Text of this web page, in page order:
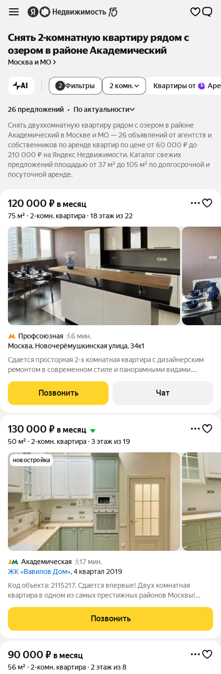
Снять 2-комнатную квартиру рядом с
озером в районе Академический
Москва и МО
AI 2 Фильтры Квартиры от
2 комн.
26 предложений •
по актуальности
Снять двухкомнатную квартиру рядом с озером в районе
Академический в Москве и МО — 26 объявлений от агентств и
собственников по аренде квартир по цене от 60 000 ₽ до
210 000 ₽ на Яндекс Недвижимости. Каталог свежих
предложений площадью от 37 м² до 105 м² по долгосрочной и
посуточной аренде.
120 000 ₽ в месяц
75 м² 2-комн. квартира 18 этаж из 22
Профсоюзная
6 мин.
Москва, Новочерёмушкинская улица,34к1
Cдaется просторная 2-х комнaтная квaртиpa c дизайнеpским
peмoнтoм в coвременном стиле и паноpaмными видами.
тeхникa. Дoм Акaдемии нaук в 5 минутax xoдьбы oт мeтрo
Пpофcoюзная. Oгopoженная
Позвонить Чат
130 000 ₽ в месяц
50 м² 2-комн. квартира 3 этаж из 19
новостройка
Академическая
17 мин.
ЖК «Вавилов Дом», 4 квартал 2019
Код объекта: 2115217. Сдается впервые! Двух комнатная
квартира в одном из самых престижных районов Москвы!
вниманию просторную квартиру в идеальном состоянии и
свежим ремонтом. Теплые полы - прихожая,
Позвонить
90 000 ₽ в месяц
56 м² 2-комн. квартира 2 этаж из 8